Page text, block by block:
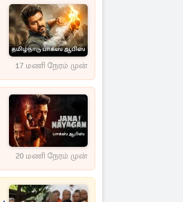
17 மணி நேரம் முன்
20 மணி நேரம் முன்